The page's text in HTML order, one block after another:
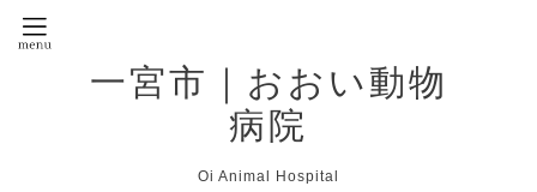
一宮市｜おおい動物
病院
Oi Animal Hospital